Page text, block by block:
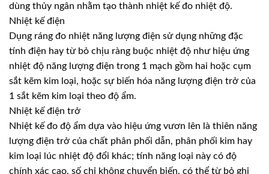
dùng thủy ngân nhằm tạo thành nhiệt kế đo nhiệt độ.
Nhiệt kế điện
Dụng ráng đo nhiệt năng lượng điện sử dụng những đặc
tính điện hay từ bỏ chịu ràng buộc nhiệt độ như hiệu ứng
nhiệt độ năng lượng điện trong 1 mạch gồm hai hoặc cụm
sắt kẽm kim loại, hoặc sự biến hóa năng lượng điện trở của
1 sắt kẽm kim loại theo độ ẩm.
Nhiệt kế điện trở
Nhiệt kế đo độ ẩm dựa vào hiệu ứng vươn lên là thiên năng
lượng điện trở của chất phân phối dẫn, phân phối kim hay
kim loại lúc nhiệt độ đổi khác; tính năng loại này có độ
chính xác cao, số chỉ không chuyển biến, có thể từ bỏ ghi